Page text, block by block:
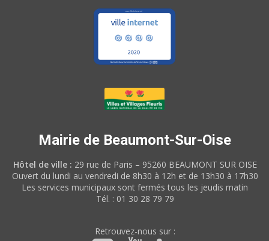
Mairie de Beaumont-Sur-Oise
Hôtel de ville : 29 rue de Paris – 95260 BEAUMONT SUR OISE
Ouvert du lundi au vendredi de 8h30 à 12h et de 13h30 à 17h30
Les services municipaux sont fermés tous les jeudis matin
Tél. : 01 30 28 79 79
Retrouvez-nous sur :